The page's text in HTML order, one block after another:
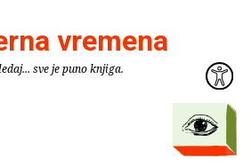
vremena
sve je puno knjiga.